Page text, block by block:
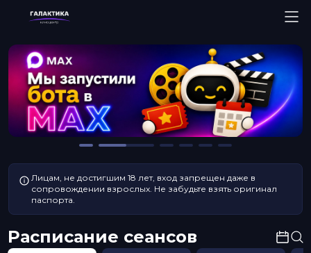
Лицам, не достигшим 18 лет, вход запрещен даже в
сопровождении взрослых. Не забудьте взять оригинал
паспорта.
Расписание сеансов